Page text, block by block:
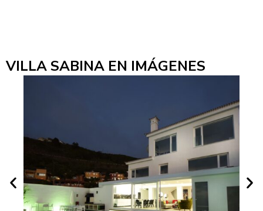
VILLA SABINA EN IMÁGENES